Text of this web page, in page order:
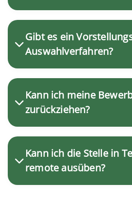
Gibt es ein
Auswahlverfahren?
Kann ich meine
zurückziehen?
Kann ich die Stelle in
remote ausüben?